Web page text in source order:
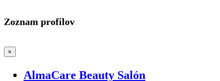
Zoznam profilov
×
AlmaCare Beauty Salón